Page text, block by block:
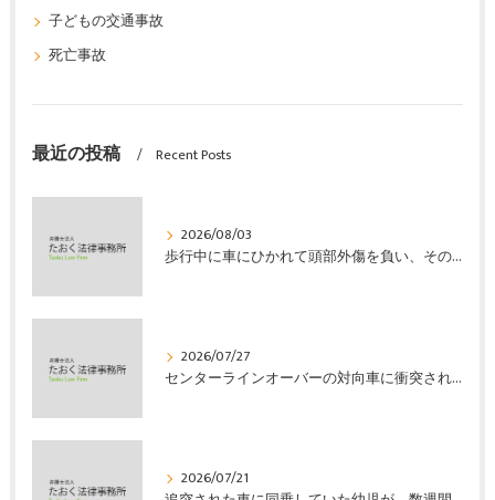
子どもの交通事故
死亡事故
最近の投稿 Recent Posts
2026/08/03
歩行中に車にひかれて頭部外傷を負い、その４か月後に亡くなり、死亡部分も含めて裁判所の基準で損害賠償金を獲得した事案｜たおく法律事務所
2026/07/27
センターラインオーバーの対向車に衝突され、むち打ちを発症し、裁判所の基準で慰謝料などの損害賠償金を獲得した事案｜たおく法律事務所
2026/07/21